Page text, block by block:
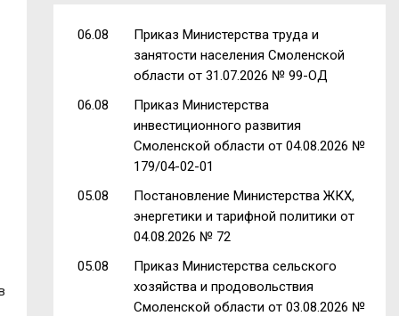
06.08
Приказ Министерства труда и
занятости населения Смоленской
области от 31.07.2026 № 99-ОД
06.08
Приказ Министерства
инвестиционного развития
Смоленской области от 04.08.2026 №
179/04-02-01
05.08
Постановление Министерства ЖКХ,
энергетики и тарифной политики от
04.08.2026 № 72
05.08
Приказ Министерства сельского
хозяйства и продовольствия
Смоленской области от 03.08.2026 №